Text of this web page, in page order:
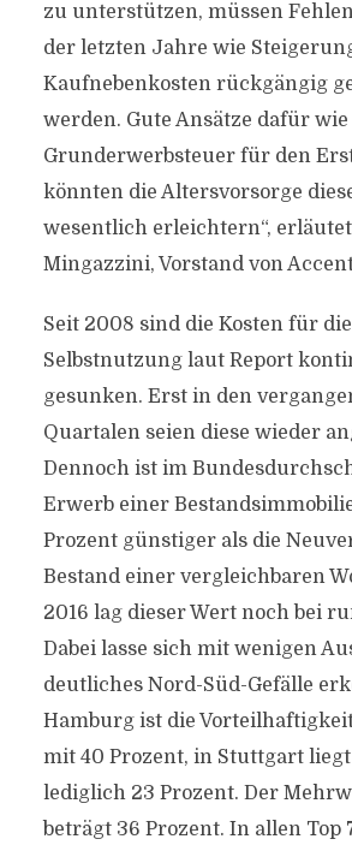
zu unterstützen, müssen
der letzten Jahre wie
Kaufnebenkosten rückgängig
werden. Gute Ansätze dafür
Grunderwerbsteuer für den
könnten die Altersvorsorge
wesentlich erleichtern“,
Mingazzini, Vorstand von
Seit 2008 sind die Kosten für die
Selbstnutzung laut Report
gesunken. Erst in den
Quartalen seien diese wieder
Dennoch ist im
Erwerb einer
Prozent günstiger als die
Bestand einer vergleichbaren
2016 lag dieser Wert noch bei
Dabei lasse sich mit wenigen
deutliches Nord-Süd-Gefälle
Hamburg ist die
mit 40 Prozent, in Stuttgart liegt
lediglich 23 Prozent. Der
beträgt 36 Prozent. In allen Top